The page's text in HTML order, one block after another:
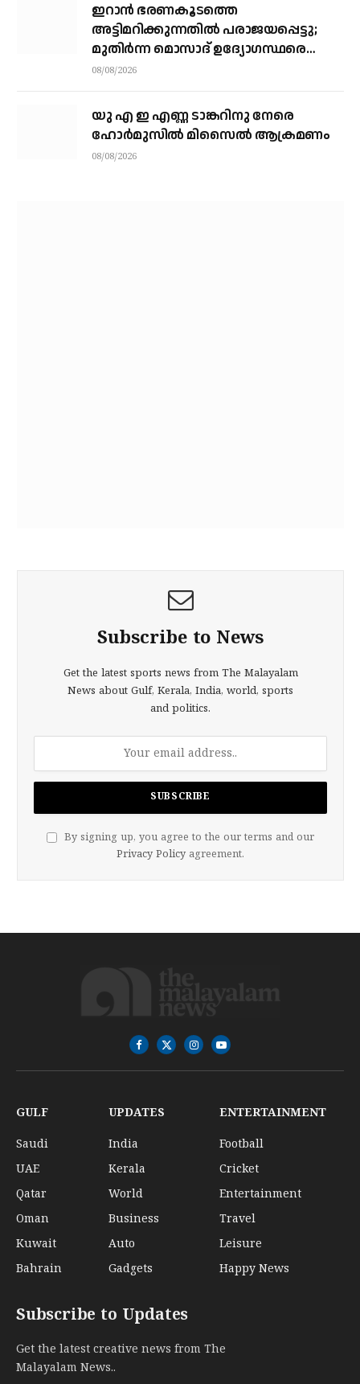
ഇറാന്‍ ഭരണകൂടത്തെ
അട്ടിമറിക്കുന്നതില്‍ പരാജയപ്പെട്ടു;
മുതിര്‍ന്ന മൊസാദ് ഉദ്യോഗസ്ഥരെ
പിരിച്ചുവിട്ടു
08/08/2026
യു എ ഇ എണ്ണ ടാങ്കറിനു നേരെ
ഹോര്‍മുസില്‍ മിസൈല്‍ ആക്രമണം
08/08/2026
Subscribe to News
Get the latest sports news from The Malayalam
News about Gulf, Kerala, India, world, sports
and politics.
By signing up, you agree to the our terms and our
Privacy Policy agreement.
Facebook
X
(Twitter)
InstagramYouTube
GULF
Saudi
UAE
Qatar
Oman
Kuwait
Bahrain
UPDATES
India
Kerala
World
Business
Auto
Gadgets
ENTERTAINMENT
Football
Cricket
Entertainment
Travel
Leisure
Happy News
Subscribe to Updates
Get the latest creative news from The
Malayalam News..